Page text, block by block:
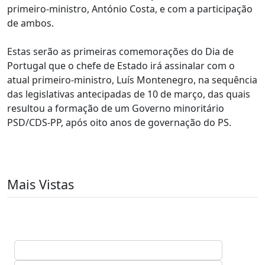
primeiro-ministro, António Costa, e com a participação
de ambos.
Estas serão as primeiras comemorações do Dia de
Portugal que o chefe de Estado irá assinalar com o
atual primeiro-ministro, Luís Montenegro, na sequência
das legislativas antecipadas de 10 de março, das quais
resultou a formação de um Governo minoritário
PSD/CDS-PP, após oito anos de governação do PS.
Mais Vistas